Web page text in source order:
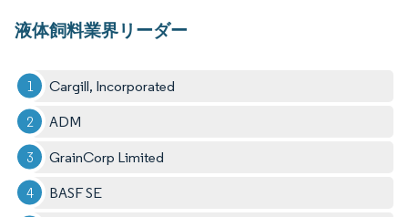
液体飼料業界リーダー
Cargill, Incorporated
ADM
GrainCorp Limited
BASF SE